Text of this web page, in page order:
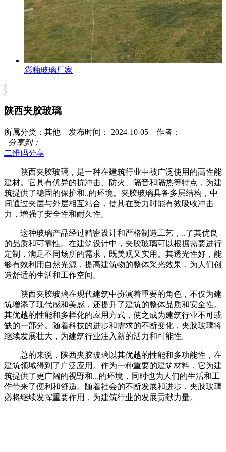
彩釉玻璃厂家
陕西夹胶玻璃
所属分类：其他 发布时间： 2024-10-05 作者：
分享到：
二维码分享
陕西夹胶玻璃，是一种在建筑行业中被广泛使用的高性能
建材。它具有优异的抗冲击、防火、隔音和隔热等特点，为建
筑提供了稳固的保护和..的环境。夹胶玻璃具备多层结构，中
间通过夹层与外层相互粘合，使其在受力时能有效吸收冲击
力，增强了安全性和耐久性。
这种玻璃产品经过精密设计和严格制造工艺，..了其优良
的品质和可靠性。在建筑设计中，夹胶玻璃可以根据需要进行
定制，满足不同场所的需求，既美观又实用。其透光性好，能
够有效利用自然光源，提高建筑物的整体采光效果，为人们创
造舒适的生活和工作空间。
陕西夹胶玻璃在现代建筑中扮演着重要的角色，不仅为建
筑增添了现代感和美感，还提升了建筑的整体品质和安全性。
其优越的性能和多样化的应用方式，使之成为建筑行业不可或
缺的一部分。随着科技的进步和需求的不断变化，夹胶玻璃将
继续发展壮大，为建筑行业注入新的活力和可能性。
总的来说，陕西夹胶玻璃以其优越的性能和多功能性，在
建筑领域得到了广泛应用。作为一种重要的建筑材料，它为建
筑提供了更广阔的视野和...的环境，同时也为人们的生活和工
作带来了便利和舒适。随着社会的不断发展和进步，夹胶玻璃
必将继续发挥重要作用，为建筑行业的发展贡献力量。